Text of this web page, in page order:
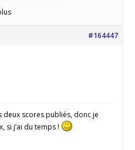
#164447
deux scores publiés, donc je
si j’ai du temps !